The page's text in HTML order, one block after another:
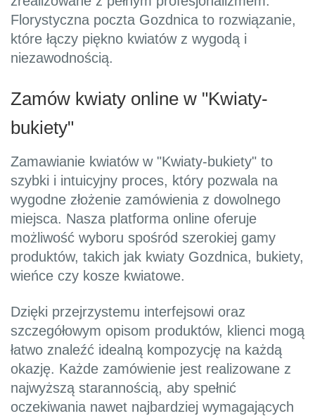
Florystyczna poczta Gozdnica to rozwiązanie,
które łączy piękno kwiatów z wygodą i
niezawodnością.
Zamów kwiaty online w "Kwiaty-
bukiety"
Zamawianie kwiatów w "Kwiaty-bukiety" to
szybki i intuicyjny proces, który pozwala na
wygodne złożenie zamówienia z dowolnego
miejsca. Nasza platforma online oferuje
możliwość wyboru spośród szerokiej gamy
produktów, takich jak kwiaty Gozdnica, bukiety,
wieńce czy kosze kwiatowe.
Dzięki przejrzystemu interfejsowi oraz
szczegółowym opisom produktów, klienci mogą
łatwo znaleźć idealną kompozycję na każdą
okazję. Każde zamówienie jest realizowane z
najwyższą starannością, aby spełnić
oczekiwania nawet najbardziej wymagających